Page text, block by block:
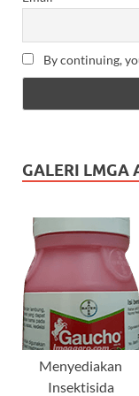
By continuing,
GALERI LMGA
Menyediakan
Insektisida